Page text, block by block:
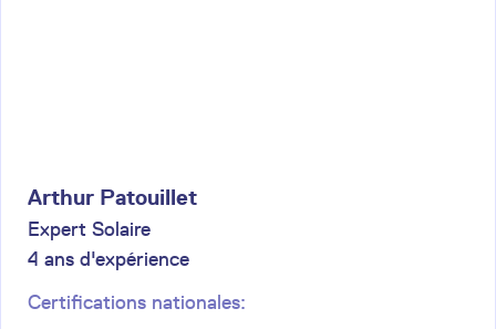
Arthur Patouillet
Expert Solaire
4 ans d'expérience
Certifications nationales: